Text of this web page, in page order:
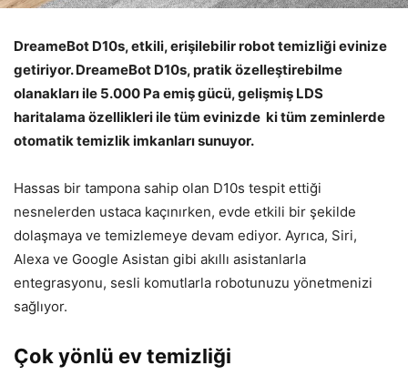
DreameBot D10s, etkili, erişilebilir robot temizliği evinize
getiriyor. DreameBot D10s, pratik özelleştirebilme
olanakları ile 5.000 Pa emiş gücü, gelişmiş LDS
haritalama özellikleri ile tüm evinizde ki tüm zeminlerde
otomatik temizlik imkanları sunuyor.
Hassas bir tampona sahip olan D10s tespit ettiği
nesnelerden ustaca kaçınırken, evde etkili bir şekilde
dolaşmaya ve temizlemeye devam ediyor. Ayrıca, Siri,
Alexa ve Google Asistan gibi akıllı asistanlarla
entegrasyonu, sesli komutlarla robotunuzu yönetmenizi
sağlıyor.
Çok yönlü ev temizliği